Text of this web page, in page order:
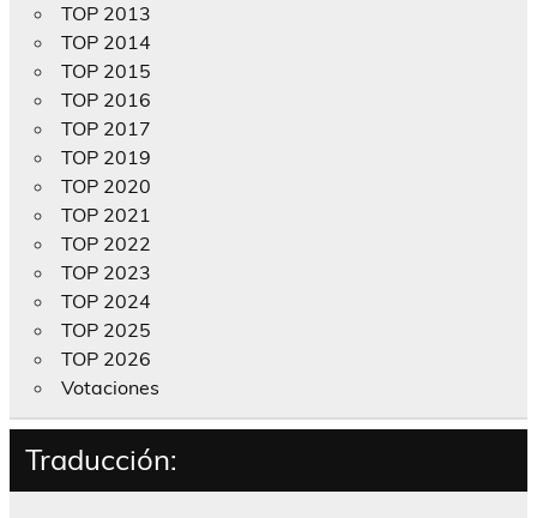
TOP 2013
TOP 2014
TOP 2015
TOP 2016
TOP 2017
TOP 2019
TOP 2020
TOP 2021
TOP 2022
TOP 2023
TOP 2024
TOP 2025
TOP 2026
Votaciones
Traducción: